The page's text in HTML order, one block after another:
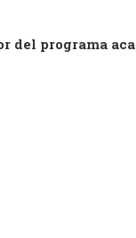
del programa